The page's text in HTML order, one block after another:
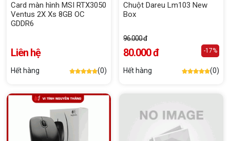
Card màn hình MSI RTX3050
Ventus 2X Xs 8GB OC
GDDR6
Liên hệ
Hết hàng (0)
Chuột Dareu Lm103 New
Box
96.000 đ
80.000 đ -17%
Hết hàng (0)